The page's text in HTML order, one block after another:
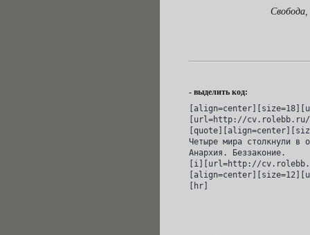
Свобода,
- выделить код:
[url=http://
Четыре мира столкнули в
Анархия. Беззаконие.
[i][url=http://
[hr]